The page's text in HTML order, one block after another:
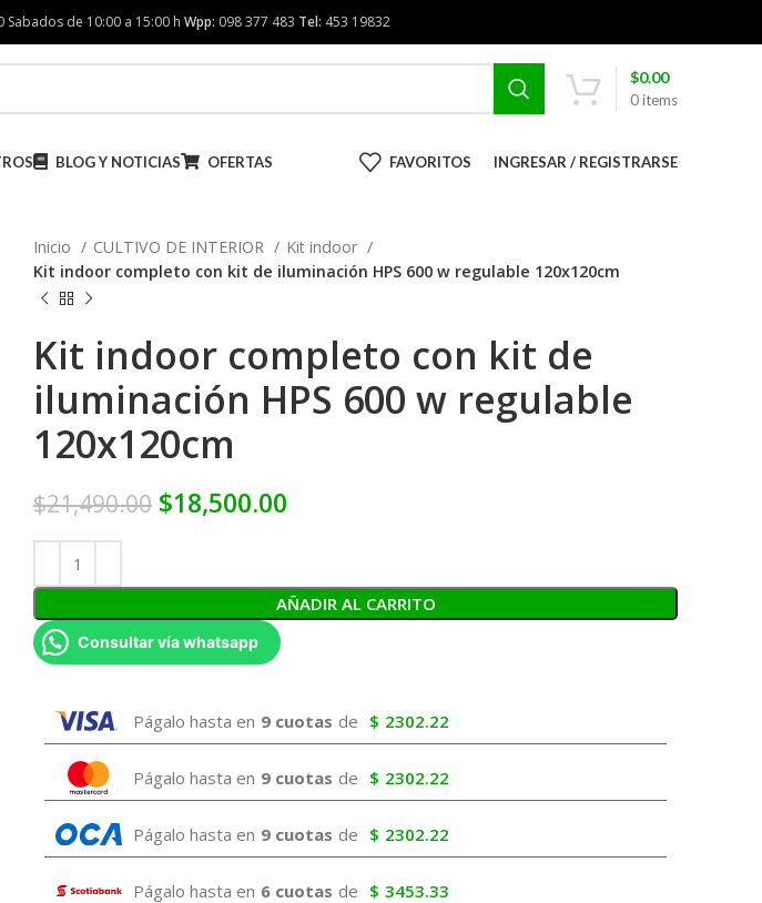
Sabados de 10:00 a 15:00 h Wpp: 098 377 483 Tel: 453 19832
0items
$0.00
BLOG Y NOTICIAS OFERTAS FAVORITOS INGRESAR / REGISTRARSE
Inicio CULTIVO DE INTERIOR
Kit indoor
Kit indoor completo con kit de iluminación HPS 600 w regulable 120x120cm
Kit indoor completo con kit de
iluminación HPS 600 w regulable
120x120cm
$21,490.00 $18,500.00
AÑADIR AL CARRITO
Consultar vía whatsapp
Págalo hasta en 9 cuotas de $ 2302.22
Págalo hasta en 9 cuotas de $ 2302.22
Págalo hasta en 9 cuotas de $ 2302.22
Págalo hasta en 6 cuotas de $ 3453.33